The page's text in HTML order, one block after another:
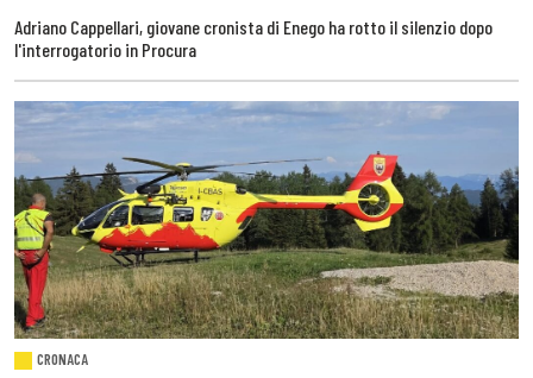
Adriano Cappellari, giovane cronista di Enego ha rotto il silenzio dopo
l'interrogatorio in Procura
CRONACA